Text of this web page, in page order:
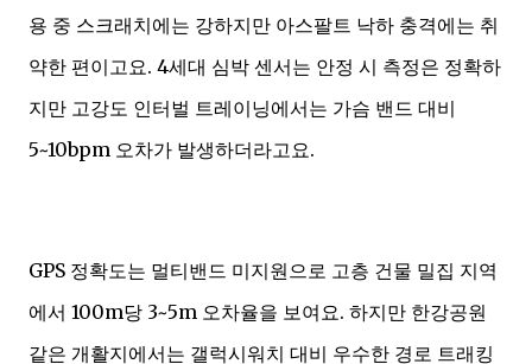
용 중 스크래치에는 강하지만 아스팔트 낙하 충격에는 취
약한 편이고요. 4세대 심박 센서는 안정 시 측정은 정확하
지만 고강도 인터벌 트레이닝에서는 가슴 밴드 대비
5~10bpm 오차가 발생하더라고요.
GPS 정확도는 멀티밴드 미지원으로 고층 건물 밀집 지역
에서 100m당 3~5m 오차율을 보여요. 하지만 한강공원
같은 개활지에서는 갤럭시워치 대비 우수한 경로 트래킹